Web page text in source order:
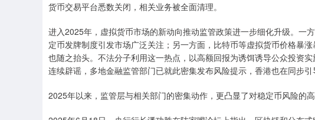
货币交易平台悉数关闭，相关业务被全面清理。
进入2025年，虚拟货币市场的新动向推动监管政策进一步细化升级。一
定币发牌制度引发市场广泛关注；另一方面，比特币等虚拟货币价格暴
也随之抬头。不法分子利用这一热点，以高额回报为诱饵诱导公众投资
连续辟谣，多地金融监管部门已就此密集发布风险提示，香港也在同步引
2025年以来，监管层与相关部门的密集动作，更凸显了对稳定币风险的高